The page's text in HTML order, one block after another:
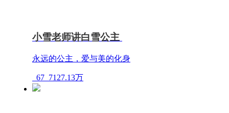
小雪老师讲白雪公主
永远的公主，爱与美的化身
67 7127.13万